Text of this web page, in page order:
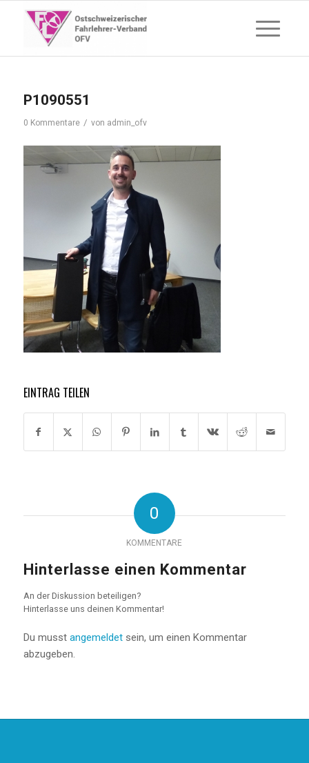
P1090551
0 Kommentare / von admin_ofv
EINTRAG TEILEN
0
KOMMENTARE
Hinterlasse einen Kommentar
An der Diskussion beteiligen?
Hinterlasse uns deinen Kommentar!
Du musst angemeldetsein, um einen Kommentar
abzugeben.